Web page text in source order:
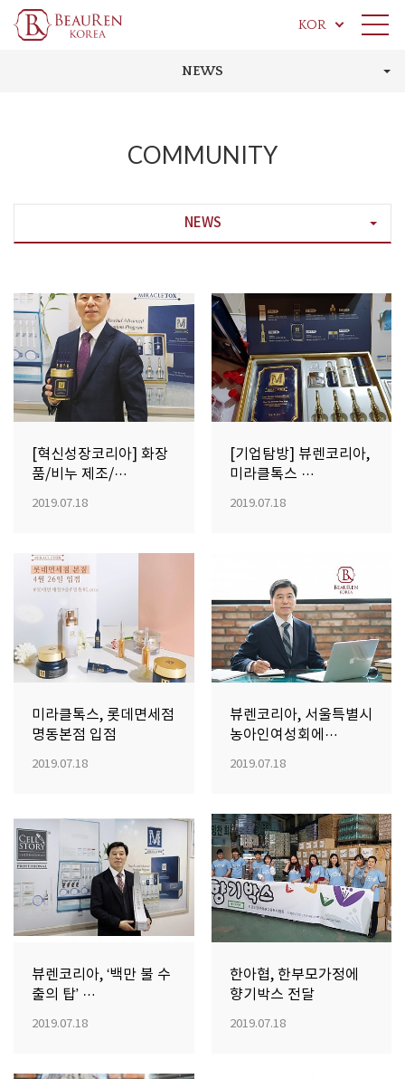
KOR
NEWS
COMMUNITY
NEWS
[혁신성장코리아] 화장
품/비누 제조/…
2019.07.18
[기업탐방] 뷰렌코리아,
미라클톡스 …
2019.07.18
미라클톡스, 롯데면세점
명동본점 입점
2019.07.18
뷰렌코리아, 서울특별시
농아인여성회에…
2019.07.18
뷰렌코리아, ‘백만 불 수
출의 탑’ …
2019.07.18
한아협, 한부모가정에
향기박스 전달
2019.07.18